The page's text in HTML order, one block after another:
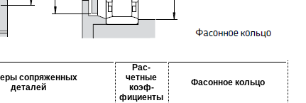
сопряженных
деталей
Рас-
четные
коэф-
фициенты
Фасонное кольцо